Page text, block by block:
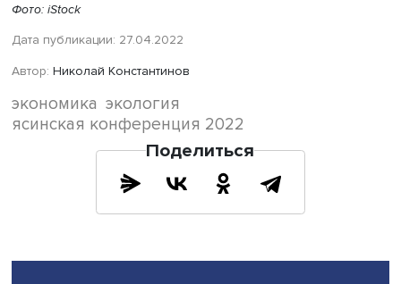
малых и средних предприятий. Мы решили посмотреть,
компании к поставщикам», — говорит она. В части
отмечает эксперт, требования ESG адресуются в
экологичности закупаемых товаров, к наличию
снижению выбросов в атмосферу. А в социальном
компаниям предстоит больше внимания уделять охране
безопасности труда и соблюдению прав работников.
рейтингового агентства RAEX Светлана Гришанкова,
рейтингового агентства Сергей Гришунин, начальник